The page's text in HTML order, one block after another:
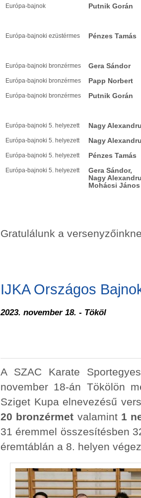
Európa-bajnok Putnik Gorán
Európa-bajnoki ezüstérmes Pénzes Tamás
Európa-bajnoki bronzérmes Gera Sándor
Európa-bajnoki bronzérmes Papp Norbert
Európa-bajnoki bronzérmes Putnik Gorán
Európa-bajnoki 5. helyezett Nagy
Európa-bajnoki 5. helyezett Nagy
Európa-bajnoki 5. helyezett Pénzes Tamás
Európa-bajnoki 5. helyezett
Gera Sándor,
Nagy
Mohácsi János
Gratulálunk a
IJKA Országos
2023. november 18. - Tököl
A SZAC Karate
november 18-án Tökölön
Sziget Kupa elnevezésű
20 bronzérmet valamint 1
31 éremmel összesítésben
éremtáblán a 8. helyen